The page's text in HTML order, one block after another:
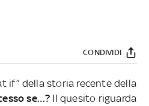
CONDIVIDI
if” della storia recente della
se…? Il quesito riguarda